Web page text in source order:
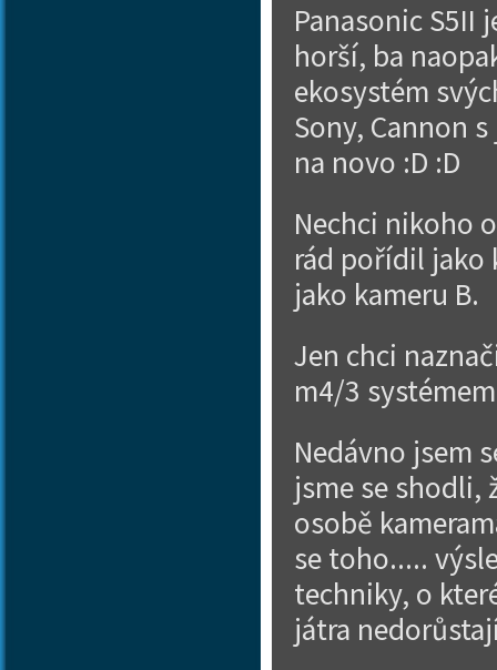
Panasonic S5II
horší, ba
ekosystém
Sony, Cannon
na novo :D :D
Nechci nikoho
rád pořídil jako
jako kameru B.
Jen chci
m4/3
Nedávno jsem
jsme se shodli,
osobě
se toho.....
techniky, o
játra